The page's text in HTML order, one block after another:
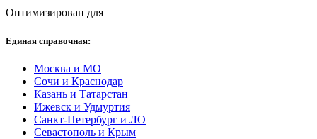
Оптимизирован для
Единая справочная:
Москва и МО
Сочи и Краснодар
Казань и Татарстан
Ижевск и Удмуртия
Санкт-Петербург и ЛО
Севастополь и Крым